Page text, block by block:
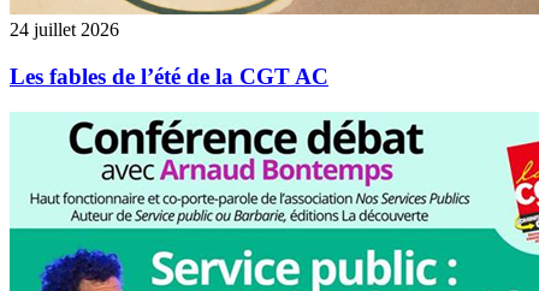
24 juillet 2026
Les fables de l’été de la CGT AC